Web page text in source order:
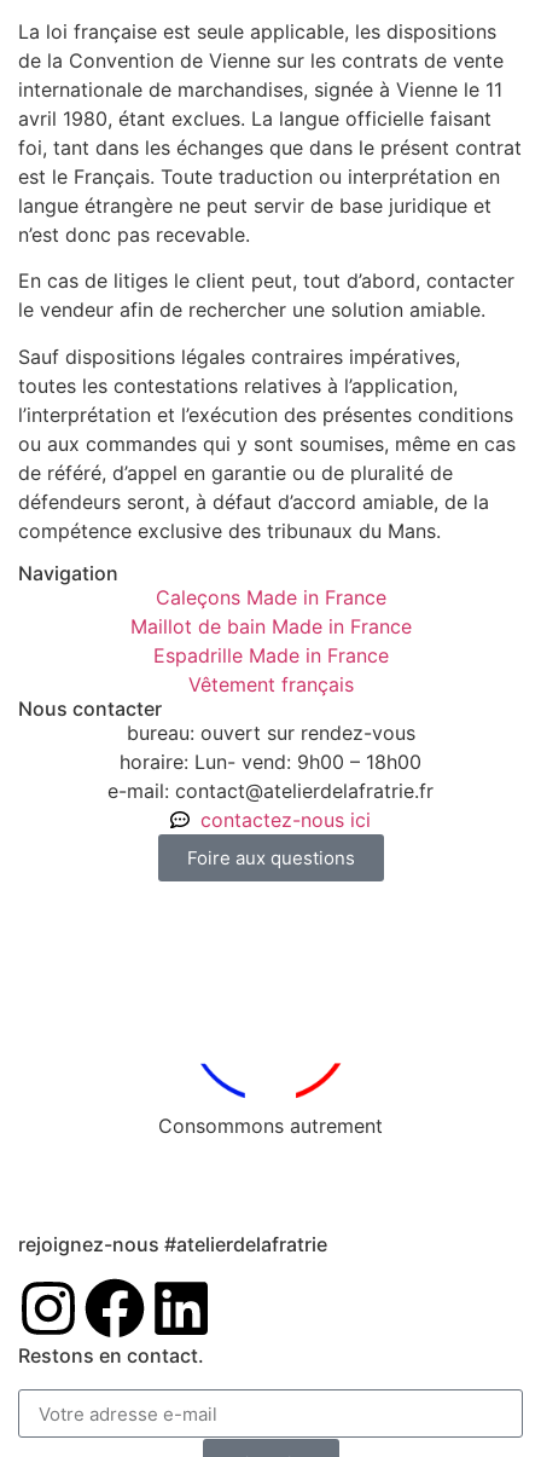
La loi française est seule applicable, les dispositions
de la Convention de Vienne sur les contrats de vente
internationale de marchandises, signée à Vienne le 11
avril 1980, étant exclues. La langue officielle faisant
foi, tant dans les échanges que dans le présent contrat
est le Français. Toute traduction ou interprétation en
langue étrangère ne peut servir de base juridique et
n’est donc pas recevable.
En cas de litiges le client peut, tout d’abord, contacter
le vendeur afin de rechercher une solution amiable.
Sauf dispositions légales contraires impératives,
toutes les contestations relatives à l’application,
l’interprétation et l’exécution des présentes conditions
ou aux commandes qui y sont soumises, même en cas
de référé, d’appel en garantie ou de pluralité de
défendeurs seront, à défaut d’accord amiable, de la
compétence exclusive des tribunaux du Mans.
Navigation
Caleçons Made in France
Maillot de bain Made in France
Espadrille Made in France
Vêtement français
Nous contacter
bureau: ouvert sur rendez-vous
horaire: Lun- vend: 9h00 – 18h00
e-mail: contact@atelierdelafratrie.fr
contactez-nous ici
Foire aux questions
Consommons autrement
rejoignez-nous #atelierdelafratrie
Restons en contact.